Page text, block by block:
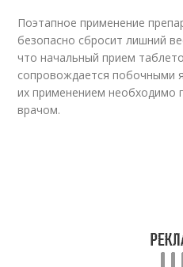
Поэтапное применение
безопасно сбросит лишний
что начальный прием
сопровождается побочными
их применением необходимо
врачом.